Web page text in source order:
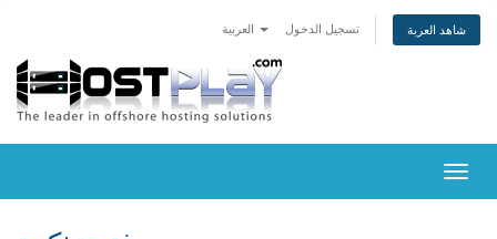
تسجيل الدخول شاهد العربة
تبديل
التنقل